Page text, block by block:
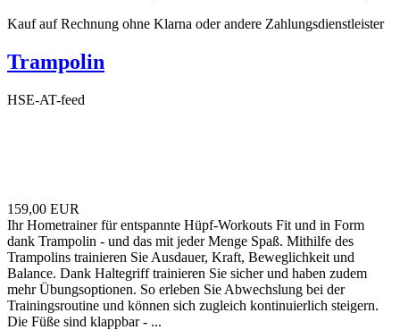
Kauf auf Rechnung ohne Klarna oder andere Zahlungsdienstleister
Trampolin
HSE-AT-feed
159,00 EUR
Ihr Hometrainer für entspannte Hüpf-Workouts Fit und in Form
dank Trampolin - und das mit jeder Menge Spaß. Mithilfe des
Trampolins trainieren Sie Ausdauer, Kraft, Beweglichkeit und
Balance. Dank Haltegriff trainieren Sie sicher und haben zudem
mehr Übungsoptionen. So erleben Sie Abwechslung bei der
Trainingsroutine und können sich zugleich kontinuierlich steigern.
Die Füße sind klappbar - ...